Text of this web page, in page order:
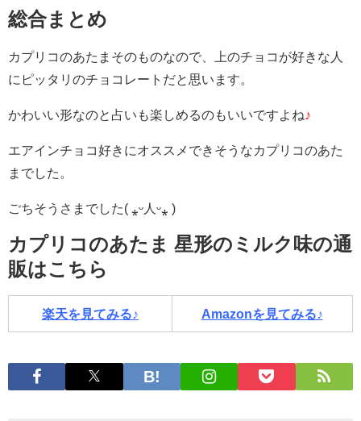
総合まとめ
カプリコのあたまそのものなので、上のチョコが好きな人
にピッタリのチョコレートだと思います。
かわいい形なのと占いも楽しめるのもいいですよね ♪
エアインチョコ好きにオススメできそうなカプリコのあた
までした。
ごちそうさまでした( ⁎ᵕ人ᵕ⁎ )
カプリコのあたま 星形のミルク味の通
販はこちら
楽天を見てみる♪ Amazonを見てみる♪